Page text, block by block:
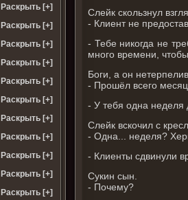
Раскрыть [+]
Раскрыть [+]
Раскрыть [+]
Раскрыть [+]
Раскрыть [+]
Раскрыть [+]
Раскрыть [+]
Раскрыть [+]
Раскрыть [+]
Раскрыть [+]
Раскрыть [+]
Слейк скользнул
- Клиент не
- Тебе никогда не
много времени,
Боги, а он нетерпелив.
- Прошёл всего
- У тебя одна неделя
Слейк вскочил с
- Одна... неделя?
- Клиенты сдвинули
Сукин сын.
- Почему?